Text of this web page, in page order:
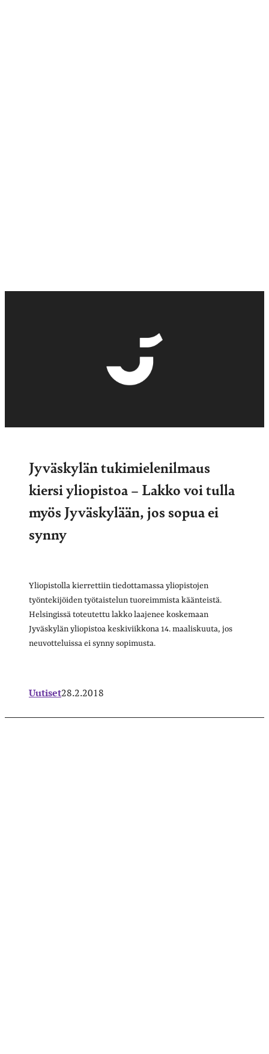
Jyväskylän tukimielenilmaus
kiersi yliopistoa – Lakko voi tulla
myös Jyväskylään, jos sopua ei
synny
Yliopistolla kierrettiin tiedottamassa yliopistojen
työntekijöiden työtaistelun tuoreimmista käänteistä.
Helsingissä toteutettu lakko laajenee koskemaan
Jyväskylän yliopistoa keskiviikkona 14. maaliskuuta, jos
neuvotteluissa ei synny sopimusta.
Uutiset28.2.2018